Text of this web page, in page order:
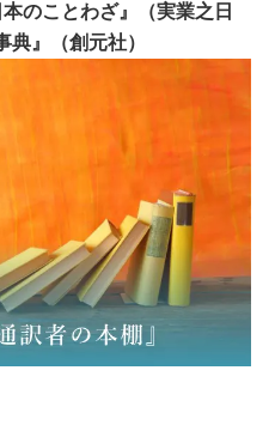
のことわざ』（実業之日
』（創元社）